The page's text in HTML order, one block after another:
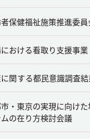
保健福祉施策推進委
おける看取り支援事業
関する都民意識調査
・東京の実現に向け
の在り方検討会議